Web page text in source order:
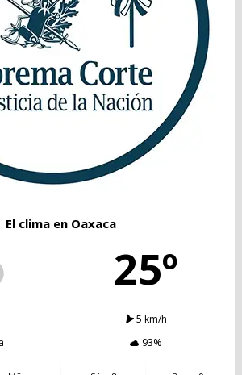
El clima en Oaxaca
25º
5 km/h
93%